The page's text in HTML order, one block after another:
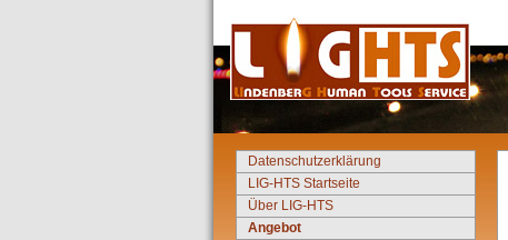
Datenschutzerklärung
LIG-HTS Startseite
Über LIG-HTS
Angebot